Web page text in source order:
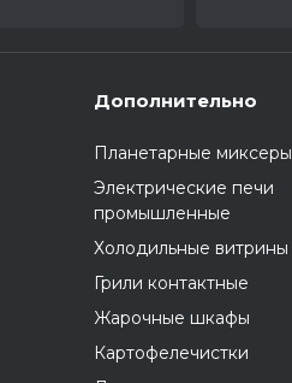
Дополнительно
Планетарные миксеры
Электрические печи
промышленные
Холодильные витрины
Грили контактные
Жарочные шкафы
Картофелечистки